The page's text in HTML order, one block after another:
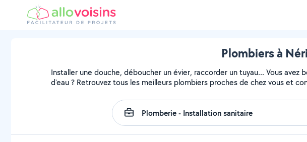
Plombiers à
Installer une douche, déboucher un évier, raccorder un tuyau... Vous
d'eau ? Retrouvez tous les meilleurs plombiers proches de chez vous et